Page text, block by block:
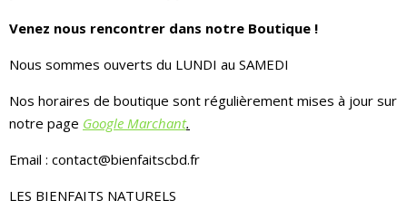
Venez nous rencontrer dans notre Boutique !
Nous sommes ouverts du LUNDI au SAMEDI
Nos horaires de boutique sont régulièrement mises à jour sur
notre page Google Marchant.
Email : contact@bienfaitscbd.fr
LES BIENFAITS NATURELS